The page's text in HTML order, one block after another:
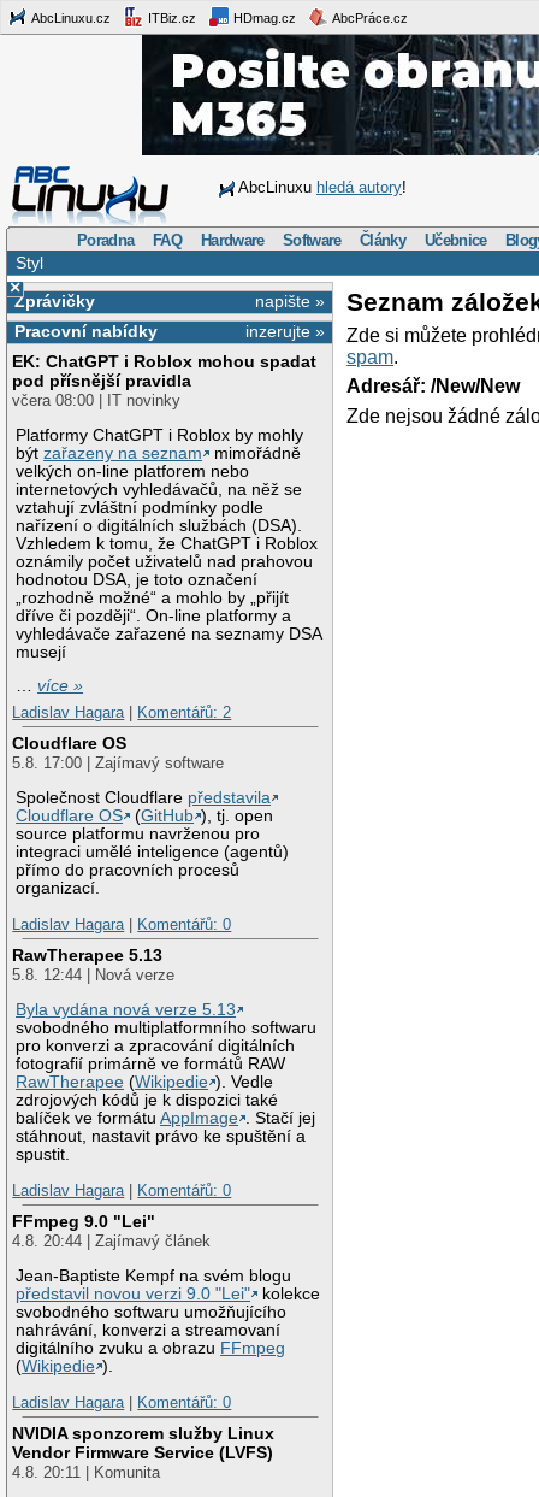
AbcLinuxu.cz ITBiz.cz HDmag.cz AbcPráce.cz
AbcLinuxu hledá autory!
Poradna FAQ Hardware Software Články Učebnice
Styl
×
napište »
Zprávičky
inzerujte »
Pracovní nabídky
EK: ChatGPT i Roblox mohou spadat
pod přísnější pravidla
včera 08:00 | IT novinky
Platformy ChatGPT i Roblox by mohly
býtzařazeny na seznam
mimořádně
velkých on-line platforem nebo
internetových vyhledávačů, na něž se
vztahují zvláštní podmínky podle
nařízení o digitálních službách (DSA).
Vzhledem k tomu, že ChatGPT i Roblox
oznámily počet uživatelů nad prahovou
hodnotou DSA, je toto označení
„rozhodně možné“ a mohlo by „přijít
dříve či později“. On-line platformy a
vyhledávače zařazené na seznamy DSA
musejí
…více »
Ladislav Hagara
Komentářů: 2
Cloudflare OS
5.8. 17:00 | Zajímavý software
Společnost Cloudflare představila
Cloudflare OS
(GitHub ), tj. open
source platformu navrženou pro
integraci umělé inteligence (agentů)
přímo do pracovních procesů
organizací.
Ladislav Hagara
Komentářů: 0
RawTherapee 5.13
5.8. 12:44 | Nová verze
Byla vydána nová verze 5.13
svobodného multiplatformního softwaru
pro konverzi a zpracování digitálních
fotografií primárně ve formátů RAW
RawTherapee (Wikipedie ). Vedle
zdrojových kódů je k dispozici také
balíček ve formátuAppImage . Stačí jej
stáhnout, nastavit právo ke spuštění a
spustit.
Ladislav Hagara
Komentářů: 0
FFmpeg 9.0 "Lei"
4.8. 20:44 | Zajímavý článek
Jean-Baptiste Kempf na svém blogu
představil novou verzi 9.0 "Lei"
kolekce
svobodného softwaru umožňujícího
nahrávání, konverzi a streamovaní
digitálního zvuku a obrazu FFmpeg
(Wikipedie ).
Ladislav Hagara
Komentářů: 0
NVIDIA sponzorem služby Linux
Vendor Firmware Service (LVFS)
4.8. 20:11 | Komunita
Seznam
Zde si můžete
spam.
Adresář: /New/New
Zde nejsou žádné